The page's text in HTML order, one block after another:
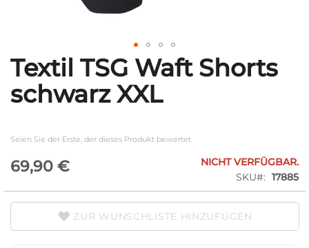
Zum
Anfang
der
Bildgalerie
Textil TSG Waft Shorts
schwarz XXL
Seien Sie der Erste, der dieses Produkt bewertet
69,90 €
NICHT VERFÜGBAR.
SKU
17885
ZUR WUNSCHLISTE HINZUFÜGEN